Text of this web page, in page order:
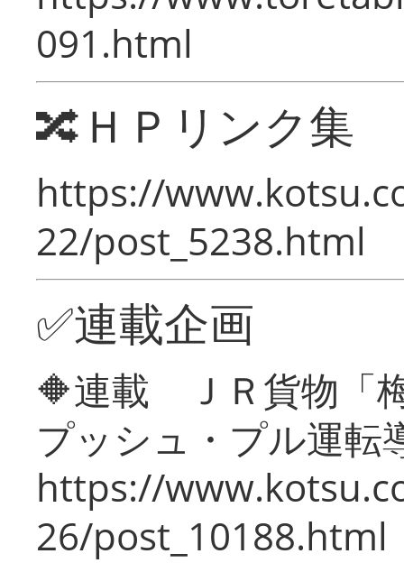
091.html
🔀ＨＰリンク集
https://
22/post_5238.html
✅連載企画
🔶連載 ＪＲ貨物「
プッシュ・プル運転
https://
26/post_10188.html